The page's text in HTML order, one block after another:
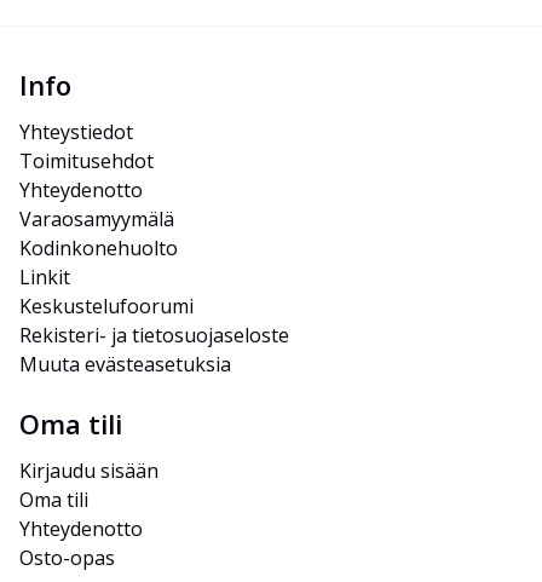
Info
Yhteystiedot
Toimitusehdot
Yhteydenotto
Varaosamyymälä
Kodinkonehuolto
Linkit
Keskustelufoorumi
Rekisteri- ja tietosuojaseloste
Muuta evästeasetuksia
Oma tili
Kirjaudu sisään
Oma tili
Yhteydenotto
Osto-opas